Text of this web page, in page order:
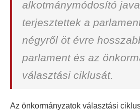
alkotmánymódosító
terjesztettek a
négyről öt évre
parlament és az
választási ciklusát.
Az önkormányzatok választási